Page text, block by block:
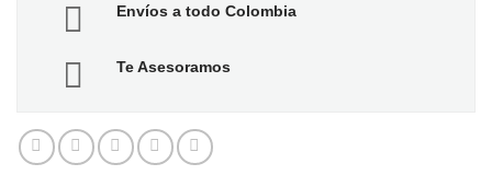
Envíos a todo Colombia
Te Asesoramos